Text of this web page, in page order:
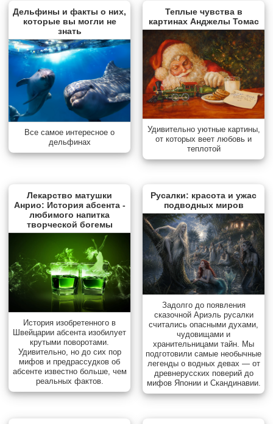
Дельфины и факты о них,
которые вы могли не
знать
Все самое интересное о
дельфинах
Теплые чувства в
картинах Анджелы Томас
Удивительно уютные картины,
от которых веет любовь и
теплотой
Лекарство матушки
Анрио: История абсента -
любимого напитка
творческой богемы
История изобретенного в
Швейцарии абсента изобилует
крутыми поворотами.
Удивительно, но до сих пор
мифов и предрассудков об
абсенте известно больше, чем
реальных фактов.
Русалки: красота и ужас
подводных миров
Задолго до появления
сказочной Ариэль русалки
считались опасными духами,
чудовищами и
хранительницами тайн. Мы
подготовили самые необычные
легенды о водных девах — от
древнерусских поверий до
мифов Японии и Скандинавии.